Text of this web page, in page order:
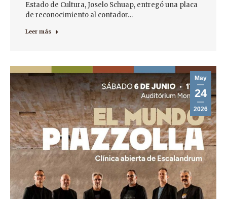
Estado de Cultura, Joselo Schuap, entregó una placa
de reconocimiento al contador…
Leer más
May
24
2026